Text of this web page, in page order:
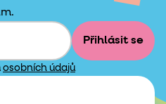
Přihlásit se
osobních údajů